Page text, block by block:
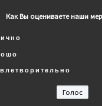
Как Вы оцениваете наши